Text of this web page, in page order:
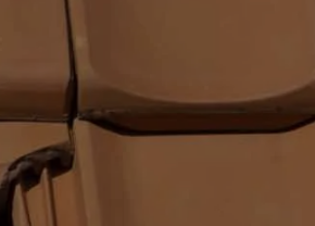
Réparation de toiture